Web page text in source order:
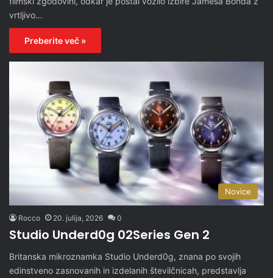
vrtljivo…
Preberite več »
Novice
Rocco 20. julija, 2026 0
Studio Underd0g 02Series Gen 2
Britanska mikroznamka Studio Underd0g, znana po svojih
edinstveno zasnovanih in izdelanih številčnicah, predstavlja